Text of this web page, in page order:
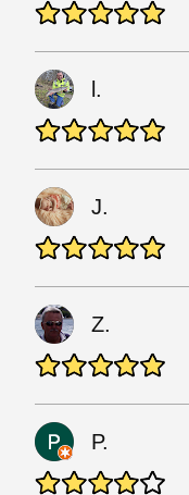
l.
J.
Z.
P.